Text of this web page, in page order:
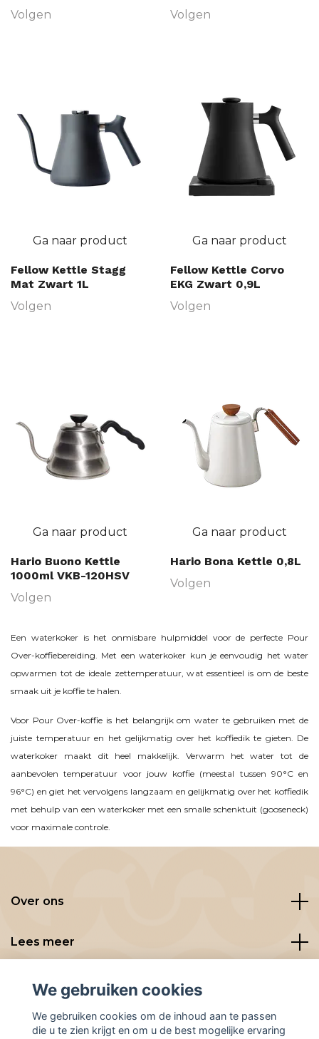
Volgen
Volgen
Ga naar product
Fellow Kettle Stagg
Mat Zwart 1L
Volgen
Ga naar product
Fellow Kettle Corvo
EKG Zwart 0,9L
Volgen
Ga naar product
Hario Buono Kettle
1000ml VKB-120HSV
Volgen
Ga naar product
Hario Bona Kettle 0,8L
Volgen
Een waterkoker is het onmisbare hulpmiddel voor de perfecte Pour
Over-koffiebereiding. Met een waterkoker kun je eenvoudig het water
opwarmen tot de ideale zettemperatuur, wat essentieel is om de beste
smaak uit je koffie te halen.
Voor Pour Over-koffie is het belangrijk om water te gebruiken met de
juiste temperatuur en het gelijkmatig over het koffiedik te gieten. De
waterkoker maakt dit heel makkelijk. Verwarm het water tot de
aanbevolen temperatuur voor jouw koffie (meestal tussen 90°C en
96°C) en giet het vervolgens langzaam en gelijkmatig over het koffiedik
met behulp van een waterkoker met een smalle schenktuit (gooseneck)
voor maximale controle.
Over ons
Lees meer
Social media
We gebruiken cookies
We gebruiken cookies om de inhoud aan te passen
die u te zien krijgt en om u de best mogelijke ervaring